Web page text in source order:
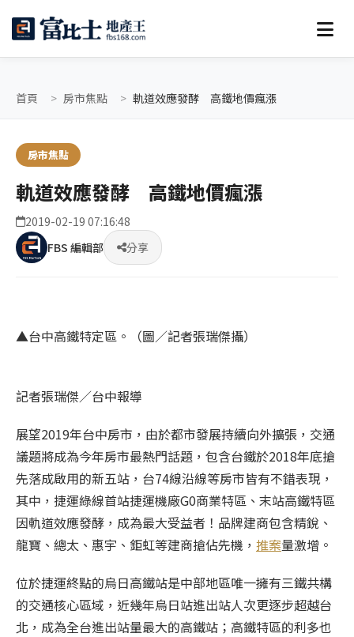
首頁 房市焦點 軌道效應發酵 高鐵地價瘋漲
房市焦點
軌道效應發酵 高鐵地價瘋漲
2019-02-19 07:16:48
FBS 編輯部
分享
▲台中高鐵特定區。（圖／記者張瑞傑攝）
記者張瑞傑／台中報導
展望2019年台中房市，由於都市發展持續向外擴張，交通
議題將成為今年房市最熱門話題，包含台鐵於2018年底搶
先落成啟用的新五站，台74線沿線等房市皆有不錯表現，
其中，捷運綠線首站捷運機廠G0商業特區、末站高鐵特區
因軌道效應發酵，成為最大受益者！品牌建商包含精銳、
龍寶、總太、惠宇、鉅虹等建商搶佔先機， 推案量激增。
位於捷運終點的烏日高鐵站是中部地區唯一擁有三鐵共構
的交通核心區域，近幾年烏日站進出站人次更逐步超越台
北，成為全台進出站量最大的高鐵站；高鐵特區的利多也